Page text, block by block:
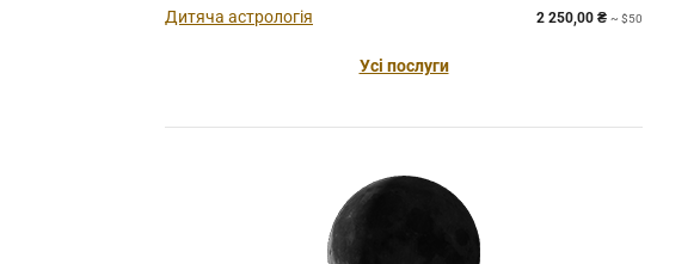
Дитяча астрологія 2 250,00 ₴ ~ $50
Усі послуги